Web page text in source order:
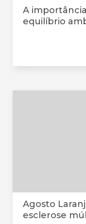
A
equilíbrio
Agosto
esclerose